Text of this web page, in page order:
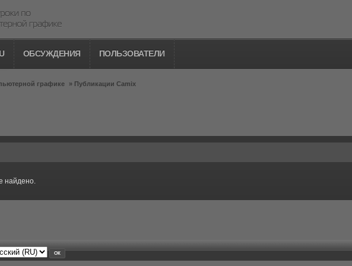
ОБСУЖДЕНИЯ ПОЛЬЗОВАТЕЛИ
графике » Публикации Camix
найдено.